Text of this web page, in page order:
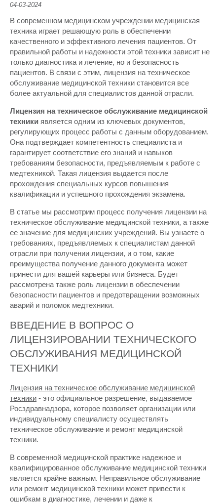
04-03-2024
В современном медицинском учреждении медицинская
техника играет решающую роль в обеспечении
качественного и эффективного лечения пациентов. От
правильной работы и надежности этой техники зависит не
только диагностика и лечение, но и безопасность
пациентов. В связи с этим, лицензия на техническое
обслуживание медицинской техники становится все
более актуальной для специалистов данной отрасли.
Лицензия на техническое обслуживание медицинской
техники является одним из ключевых документов,
регулирующих процесс работы с данным оборудованием.
Она подтверждает компетентность специалиста и
гарантирует соответствие его знаний и навыков
требованиям безопасности, предъявляемым к работе с
медтехникой. Такая лицензия выдается после
прохождения специальных курсов повышения
квалификации и успешного прохождения экзамена.
В статье мы рассмотрим процесс получения лицензии на
техническое обслуживание медицинской техники, а также
ее значение для медицинских учреждений. Вы узнаете о
требованиях, предъявляемых к специалистам данной
отрасли при получении лицензии, и о том, какие
преимущества получение данного документа может
принести для вашей карьеры или бизнеса. Будет
рассмотрена также роль лицензии в обеспечении
безопасности пациентов и предотвращении возможных
аварий и поломок медтехники.
ВВЕДЕНИЕ В ВОПРОС О
ЛИЦЕНЗИРОВАНИИ ТЕХНИЧЕСКОГО
ОБСЛУЖИВАНИЯ МЕДИЦИНСКОЙ
ТЕХНИКИ
Лицензия на техническое обслуживание медицинской
техники - это официальное разрешение, выдаваемое
Росздравнадзора, которое позволяет организации или
индивидуальному специалисту осуществлять
техническое обслуживание и ремонт медицинской
техники.
В современной медицинской практике надежное и
квалифицированное обслуживание медицинской техники
является крайне важным. Неправильное обслуживание
или ремонт медицинской техники может привести к
ошибкам в диагностике, лечении и даже к